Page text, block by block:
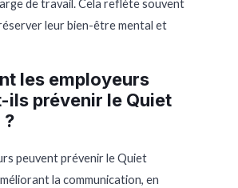
de travail. Cela reflète souvent
leur bien-être mental et
les employeurs
ils prévenir le Quiet
?
peuvent prévenir le Quiet
la communication, en